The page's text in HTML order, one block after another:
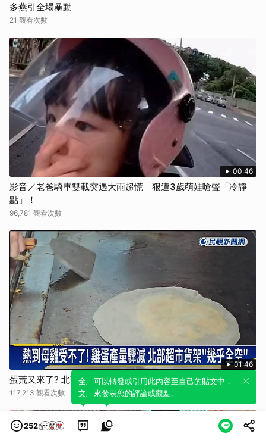
多燕引全場暴動
21 觀看次數
00:46
影音／老爸騎車雙載突遇大雨超慌 狠遭3歲萌娃嗆聲「冷靜
點」！
96,781 觀看次數
01:46
蛋荒又來了? 北部地區供不應求 雞蛋產量少3成喊漲
117,213 觀看次數
252
全新體驗！一鍵引用此內容，透過發布貼
文來輕鬆表達個人立場。
可以轉發或引用此內容至自己的貼文中，
來發表您的評論或觀點。